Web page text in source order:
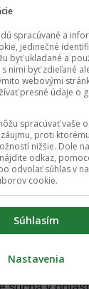
úrody
ho
vedie k
však
môžu byť
spracúvané a
jedinečné
byť ukladané a
nimi byť zdieľané
webovými
presné údaje o
spracúvať vaše
proti
nižšie. Dole
odkaz,
odvolať súhlas v
cookie.
Súhlasím
Nastavenia